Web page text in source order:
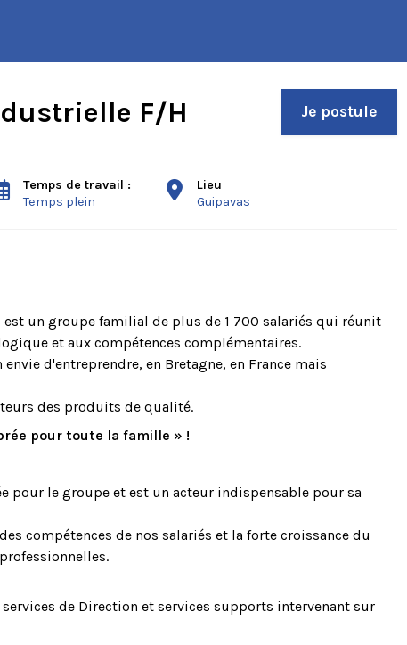
F/H Je postule
Temps de travail :
Temps plein
Lieu
Guipavas
est un groupe familial de plus de 1 700 salariés qui réunit
et aux compétences complémentaires.
d'entreprendre, en Bretagne, en France mais
des produits de qualité.
pour toute la famille » !
pour le groupe et est un acteur indispensable pour sa
compétences de nos salariés et la forte croissance du
services de Direction et services supports intervenant sur